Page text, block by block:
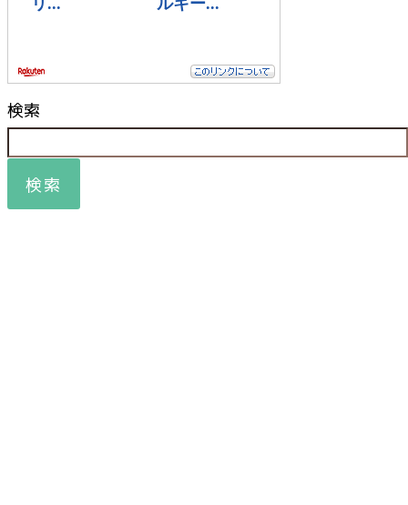
検索
検索